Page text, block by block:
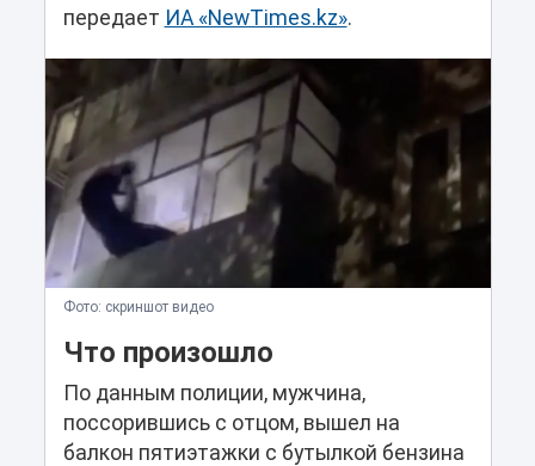
передает ИА «NewTimes.kz».
Фото: скриншот видео
Что произошло
По данным полиции, мужчина,
поссорившись с отцом, вышел на
балкон пятиэтажки с бутылкой бензина